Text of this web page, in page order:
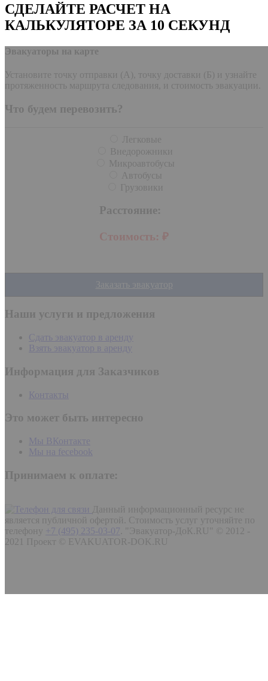
СДЕЛАЙТЕ РАСЧЕТ НА
КАЛЬКУЛЯТОРЕ ЗА 10 СЕКУНД
Эвакуаторы на карте
Установите точку отправки (А), точку доставки (Б) и узнайте
протяженность маршрута следования, и стоимость эвакуации.
Что будем перевозить?
Легковые
Внедорожники
Микроавтобусы
Автобусы
Грузовики
Расстояние:
Стоимость: ₽
Заказать эвакуатор
Наши услуги и предложения
Сдать эвакуатор в аренду
Взять эвакуатор в аренду
Информация для Заказчиков
Контакты
Это может быть интересно
Мы ВКонтакте
Мы на fecebook
Принимаем к оплате:
Данный информационный ресурс не
является публичной офертой. Стоимость услуг уточняйте по
телефону
+7 (495) 235-03-07 "Эвакуатор-ДоК.RU" © 2012 -
2021 Проект © EVAKUATOR-DOK.RU